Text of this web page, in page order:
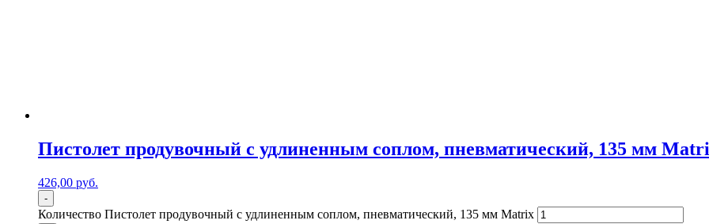
Пистолет продувочный с удлиненным соплом, пневматический, 135 мм
426,00 руб.
-
Количество Пистолет продувочный с удлиненным соплом, пневматический, 135 мм Matrix